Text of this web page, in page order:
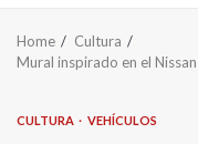
Home
Cultura
Mural inspirado en el
CULTURA VEHÍCULOS